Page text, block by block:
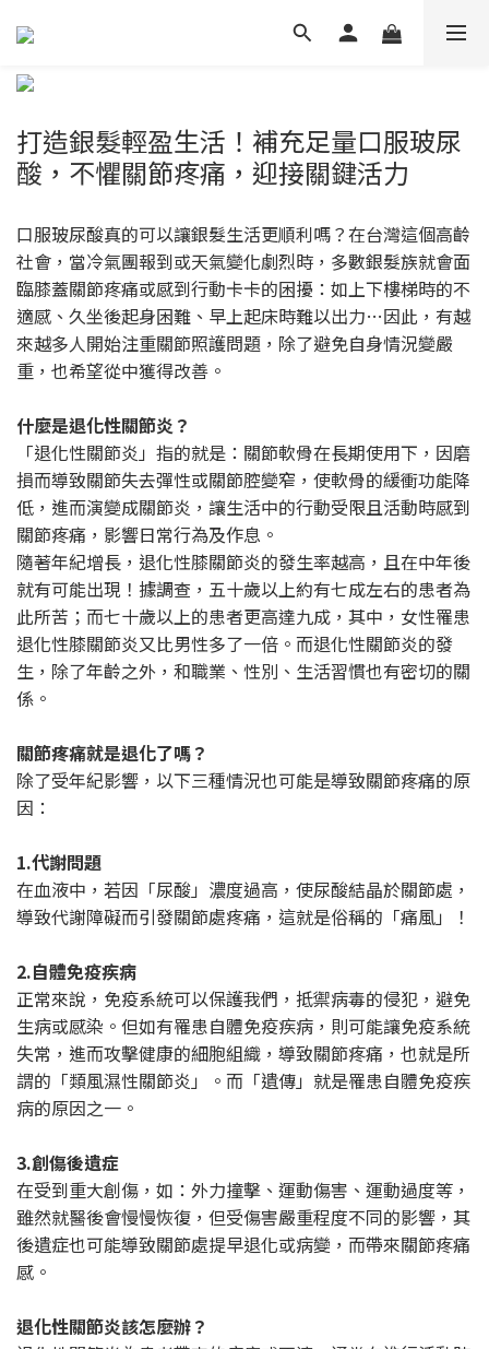
打造銀髮輕盈生活！補充足量口服玻尿
酸，不懼關節疼痛，迎接關鍵活力
口服玻尿酸真的可以讓銀髮生活更順利嗎？在台灣這個高齡
社會，當冷氣團報到或天氣變化劇烈時，多數銀髮族就會面
臨膝蓋關節疼痛或感到行動卡卡的困擾：如上下樓梯時的不
適感、久坐後起身困難、早上起床時難以出力…因此，有越
來越多人開始注重關節照護問題，除了避免自身情況變嚴
重，也希望從中獲得改善。
什麼是退化性關節炎？
「退化性關節炎」指的就是：關節軟骨在長期使用下，因磨
損而導致關節失去彈性或關節腔變窄，使軟骨的緩衝功能降
低，進而演變成關節炎，讓生活中的行動受限且活動時感到
關節疼痛，影響日常行為及作息。
隨著年紀增長，退化性膝關節炎的發生率越高，且在中年後
就有可能出現！據調查，五十歲以上約有七成左右的患者為
此所苦；而七十歲以上的患者更高達九成，其中，女性罹患
退化性膝關節炎又比男性多了一倍。而退化性關節炎的發
生，除了年齡之外，和職業、性別、生活習慣也有密切的關
係。
關節疼痛就是退化了嗎？
除了受年紀影響，以下三種情況也可能是導致關節疼痛的原
因：
1.代謝問題
在血液中，若因「尿酸」濃度過高，使尿酸結晶於關節處，
導致代謝障礙而引發關節處疼痛，這就是俗稱的「痛風」！
2.自體免疫疾病
正常來說，免疫系統可以保護我們，抵禦病毒的侵犯，避免
生病或感染。但如有罹患自體免疫疾病，則可能讓免疫系統
失常，進而攻擊健康的細胞組織，導致關節疼痛，也就是所
謂的「類風濕性關節炎」。而「遺傳」就是罹患自體免疫疾
病的原因之一。
3.創傷後遺症
在受到重大創傷，如：外力撞擊、運動傷害、運動過度等，
雖然就醫後會慢慢恢復，但受傷害嚴重程度不同的影響，其
後遺症也可能導致關節處提早退化或病變，而帶來關節疼痛
感。
退化性關節炎該怎麼辦？